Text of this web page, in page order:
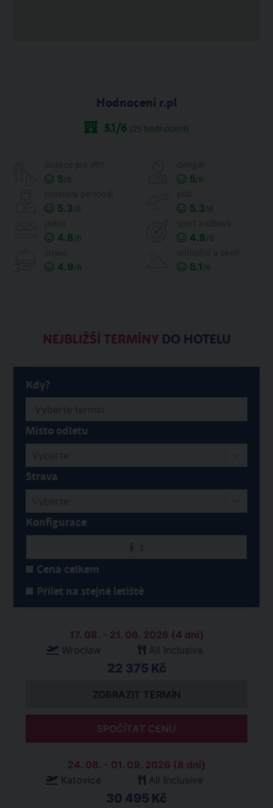
Hodnocení r.pl
5.1/6 (25 hodnocení)
5/6 5/6
5.3/6 5.3/6
4.8/6 4.8/6
4.9/6 5.1 /6
NEJBLIŽŠÍ TERMÍNYDO HOTELU
Kdy?
Místo odletu
Strava
Konfigurace
Cena celkem
Přílet na stejné letiště
17. 08. - 21. 08. 2026 (4 dní)
Wrocław
All Inclusive
22 375 Kč
ZOBRAZIT TERMÍN
SPOČÍTAT CENU
24. 08. - 01. 09. 2026 (8 dní)
Katovice
All Inclusive
30 495 Kč